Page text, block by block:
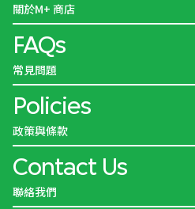
關於M+ 商店
FAQs
常見問題
Policies
政策與條款
Contact Us
聯絡我們